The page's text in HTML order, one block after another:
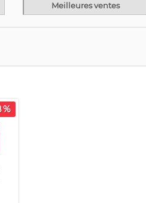
Meilleures ventes